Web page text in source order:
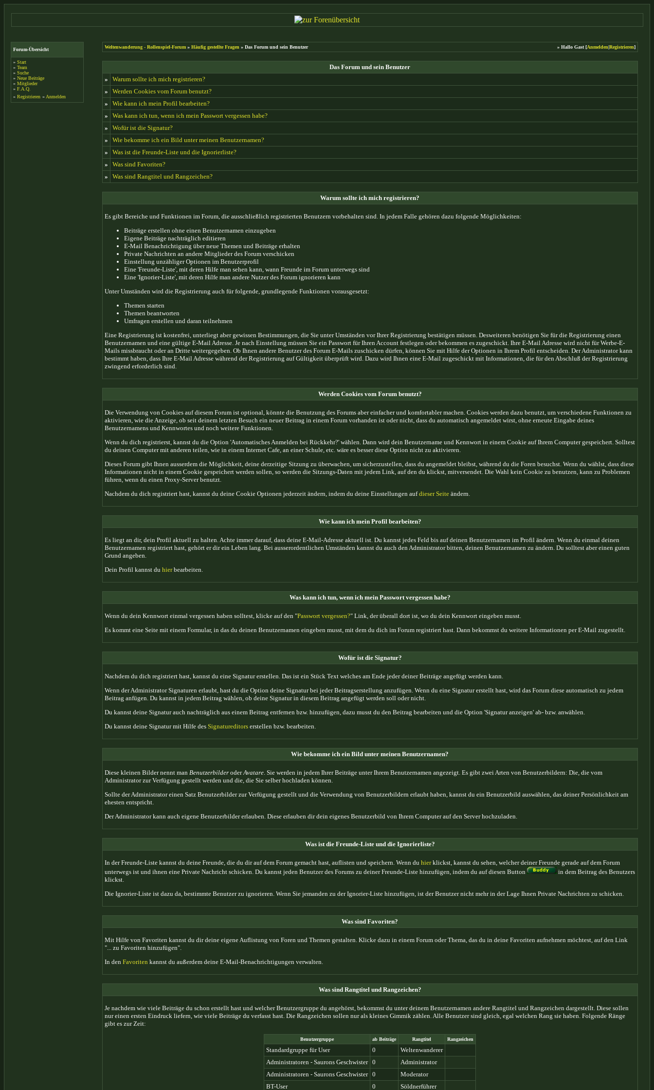
Forum-Übersicht
» Start
» Team
» Suche
» Neue Beiträge
» Mitglieder
» F.A.Q.
» Registrieren » Anmelden
Weltenwanderung - Rollenspiel-Forum» Häufig gestellte Fragen » Das Forum und sein Benutzer » Hallo Gast [Anmelden|Registrieren]
Das Forum und sein Benutzer
»
Warum sollte ich mich registrieren?
»
Werden Cookies vom Forum benutzt?
»
Wie kann ich mein Profil bearbeiten?
»
Was kann ich tun, wenn ich mein Passwort vergessen habe?
»
Wofür ist die Signatur?
»
Wie bekomme ich ein Bild unter meinen Benutzernamen?
»
Was ist die Freunde-Liste und die Ignorierliste?
»
Was sind Favoriten?
»
Was sind Rangtitel und Rangzeichen?
Warum sollte ich mich registrieren?
Es gibt Bereiche und Funktionen im Forum, die ausschließlich registrierten Benutzern vorbehalten sind. In jedem Falle gehören dazu folgende Möglichkeiten:
Beiträge erstellen ohne einen Benutzernamen einzugeben
Eigene Beiträge nachträglich editieren
E-Mail Benachrichtigung über neue Themen und Beiträge erhalten
Private Nachrichten an andere Mitglieder des Forum verschicken
Einstellung unzähliger Optionen im Benutzerprofil
Eine 'Freunde-Liste', mit deren Hilfe man sehen kann, wann Freunde im Forum unterwegs sind
Eine 'Ignorier-Liste', mit deren Hilfe man andere Nutzer des Forum ignorieren kann
Unter Umständen wird die Registrierung auch für folgende, grundlegende Funktionen vorausgesetzt:
Themen starten
Themen beantworten
Umfragen erstellen und daran teilnehmen
Eine Registrierung ist kostenfrei, unterliegt aber gewissen Bestimmungen, die Sie unter Umständen vor Ihrer Registrierung bestätigen müssen. Desweiteren benötigen Sie für die Registrierung einen
Benutzernamen und eine gültige E-Mail Adresse. Je nach Einstellung müssen Sie ein Passwort für Ihren Account festlegen oder bekommen es zugeschickt. Ihre E-Mail Adresse wird nicht für Werbe-E-
Mails missbraucht oder an Dritte weitergegeben. Ob Ihnen andere Benutzer des Forum E-Mails zuschicken dürfen, können Sie mit Hilfe der Optionen in Ihrem Profil entscheiden. Der Administrator kann
bestimmt haben, dass Ihre E-Mail Adresse während der Registrierung auf Gültigkeit überprüft wird. Dazu wird Ihnen eine E-Mail zugeschickt mit Informationen, die für den Abschluß der Registrierung
zwingend erforderlich sind.
Werden Cookies vom Forum benutzt?
Die Verwendung von Cookies auf diesem Forum ist optional, könnte die Benutzung des Forums aber einfacher und komfortabler machen. Cookies werden dazu benutzt, um verschiedene Funktionen zu
aktivieren, wie die Anzeige, ob seit deinem letzten Besuch ein neuer Beitrag in einem Forum vorhanden ist oder nicht, dass du automatisch angemeldet wirst, ohne erneute Eingabe deines
Benutzernamens und Kennwortes und noch weitere Funktionen.
Wenn du dich registrierst, kannst du die Option 'Automatisches Anmelden bei Rückkehr?' wählen. Dann wird dein Benutzername und Kennwort in einem Cookie auf Ihrem Computer gespeichert. Solltest
du deinen Computer mit anderen teilen, wie in einem Internet Cafe, an einer Schule, etc. wäre es besser diese Option nicht zu aktivieren.
Dieses Forum gibt Ihnen ausserdem die Möglichkeit, deine derzeitige Sitzung zu überwachen, um sicherzustellen, dass du angemeldet bleibst, während du die Foren besuchst. Wenn du wählst, dass diese
Informationen nicht in einem Cookie gespeichert werden sollen, so werden die Sitzungs-Daten mit jedem Link, auf den du klickst, mitversendet. Die Wahl kein Cookie zu benutzen, kann zu Problemen
führen, wenn du einen Proxy-Server benutzt.
Nachdem du dich registriert hast, kannst du deine Cookie Optionen jederzeit ändern, indem du deine Einstellungen aufdieser Seiteändern.
Wie kann ich mein Profil bearbeiten?
Es liegt an dir, dein Profil aktuell zu halten. Achte immer darauf, dass deine E-Mail-Adresse aktuell ist. Du kannst jedes Feld bis auf deinen Benutzernamen im Profil ändern. Wenn du einmal deinen
Benutzernamen registriert hast, gehört er dir ein Leben lang. Bei ausserordentlichen Umständen kannst du auch den Administrator bitten, deinen Benutzernamen zu ändern. Du solltest aber einen guten
Grund angeben.
Dein Profil kannst du hierbearbeiten.
Was kann ich tun, wenn ich mein Passwort vergessen habe?
Wenn du dein Kennwort einmal vergessen haben solltest, klicke auf den "Passwort vergessen?" Link, der überall dort ist, wo du dein Kennwort eingeben musst.
Es kommt eine Seite mit einem Formular, in das du deinen Benutzernamen eingeben musst, mit dem du dich im Forum registriert hast. Dann bekommst du weitere Informationen per E-Mail zugestellt.
Wofür ist die Signatur?
Nachdem du dich registriert hast, kannst du eine Signatur erstellen. Das ist ein Stück Text welches am Ende jeder deiner Beiträge angefügt werden kann.
Wenn der Administrator Signaturen erlaubt, hast du die Option deine Signatur bei jeder Beitragserstellung anzufügen. Wenn du eine Signatur erstellt hast, wird das Forum diese automatisch zu jedem
Beitrag anfügen. Du kannst in jedem Beitrag wählen, ob deine Signatur in diesem Beitrag angefügt werden soll oder nicht.
Du kannst deine Signatur auch nachträglich aus einem Beitrag entfernen bzw. hinzufügen, dazu musst du den Beitrag bearbeiten und die Option 'Signatur anzeigen' ab- bzw. anwählen.
Du kannst deine Signatur mit Hilfe des Signatureditorserstellen bzw. bearbeiten.
Wie bekomme ich ein Bild unter meinen Benutzernamen?
Diese kleinen Bilder nennt man BenutzerbilderoderAvatare. Sie werden in jedem Ihrer Beiträge unter Ihrem Benutzernamen angezeigt. Es gibt zwei Arten von Benutzerbildern: Die, die vom
Administrator zur Verfügung gestellt werden und die, die Sie selber hochladen können.
Sollte der Administrator einen Satz Benutzerbilder zur Verfügung gestellt und die Verwendung von Benutzerbildern erlaubt haben, kannst du ein Benutzerbild auswählen, das deiner Persönlichkeit am
ehesten entspricht.
Der Administrator kann auch eigene Benutzerbilder erlauben. Diese erlauben dir dein eigenes Benutzerbild von Ihrem Computer auf den Server hochzuladen.
Was ist die Freunde-Liste und die Ignorierliste?
In der Freunde-Liste kannst du deine Freunde, die du dir auf dem Forum gemacht hast, auflisten und speichern. Wenn du hierklickst, kannst du sehen, welcher deiner Freunde gerade auf dem Forum
unterwegs ist und ihnen eine Private Nachricht schicken. Du kannst jeden Benutzer des Forums zu deiner Freunde-Liste hinzufügen, indem du auf diesen Button
in dem Beitrag des Benutzers
klickst.
Die Ignorier-Liste ist dazu da, bestimmte Benutzer zu ignorieren. Wenn Sie jemanden zu der Ignorier-Liste hinzufügen, ist der Benutzer nicht mehr in der Lage Ihnen Private Nachrichten zu schicken.
Was sind Favoriten?
Mit Hilfe von Favoriten kannst du dir deine eigene Auflistung von Foren und Themen gestalten. Klicke dazu in einem Forum oder Thema, das du in deine Favoriten aufnehmen möchtest, auf den Link
"... zu Favoriten hinzufügen".
In den Favoriten kannst du außerdem deine E-Mail-Benachrichtigungen verwalten.
Was sind Rangtitel und Rangzeichen?
Je nachdem wie viele Beiträge du schon erstellt hast und welcher Benutzergruppe du angehörst, bekommst du unter deinem Benutzernamen andere Rangtitel und Rangzeichen dargestellt. Diese sollen
nur einen ersten Eindruck liefern, wie viele Beiträge du verfasst hast. Die Rangzeichen sollen nur als kleines Gimmik zählen. Alle Benutzer sind gleich, egal welchen Rang sie haben. Folgende Ränge
gibt es zur Zeit:
Benutzergruppe ab Beiträge Rangtitel Rangzeichen
Standardgruppe für User 0
Weltenwanderer
Administratoren - Saurons Geschwister 0
Administrator
Administratoren - Saurons Geschwister 0
Moderator
BT-User
0 Söldnerführer